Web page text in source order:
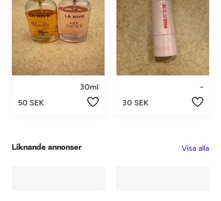
30ml
50 SEK
-
30 SEK
Liknande annonser Visa alla